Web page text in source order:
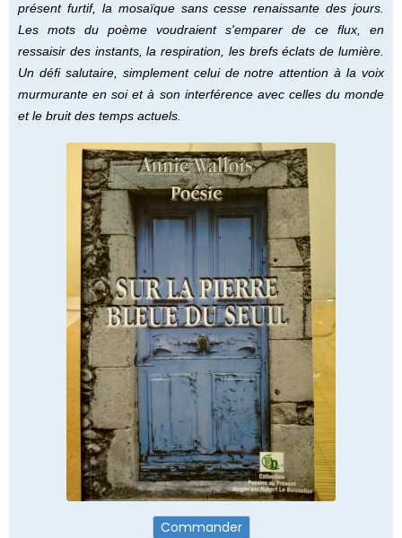
présent furtif, la mosaïque sans cesse renaissante des jours.
Les mots du poème voudraient s'emparer de ce flux, en
ressaisir des instants, la respiration, les brefs éclats de lumière.
Un défi salutaire, simplement celui de notre attention à la voix
murmurante en soi et à son interférence avec celles du monde
et le bruit des temps actuels.
Commander